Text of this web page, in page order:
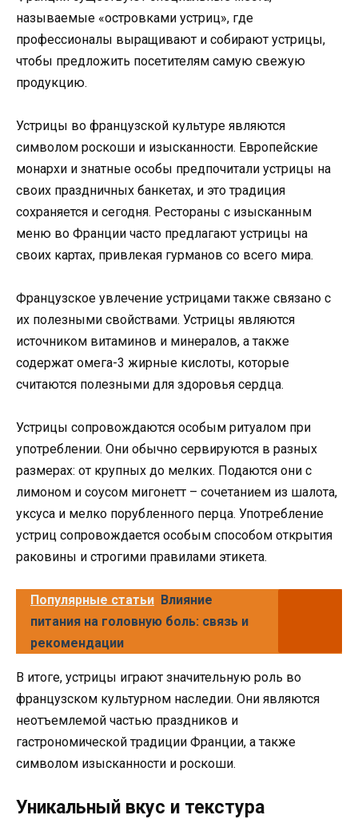
называемые «островками устриц», где
профессионалы выращивают и собирают устрицы,
чтобы предложить посетителям самую свежую
продукцию.
Устрицы во французской культуре являются
символом роскоши и изысканности. Европейские
монархи и знатные особы предпочитали устрицы на
своих праздничных банкетах, и это традиция
сохраняется и сегодня. Рестораны с изысканным
меню во Франции часто предлагают устрицы на
своих картах, привлекая гурманов со всего мира.
Французское увлечение устрицами также связано с
их полезными свойствами. Устрицы являются
источником витаминов и минералов, а также
содержат омега-3 жирные кислоты, которые
считаются полезными для здоровья сердца.
Устрицы сопровождаются особым ритуалом при
употреблении. Они обычно сервируются в разных
размерах: от крупных до мелких. Подаются они с
лимоном и соусом мигонетт – сочетанием из шалота,
уксуса и мелко порубленного перца. Употребление
устриц сопровождается особым способом открытия
раковины и строгими правилами этикета.
Популярные статьи Влияние
питания на головную боль: связь и
рекомендации
В итоге, устрицы играют значительную роль во
французском культурном наследии. Они являются
неотъемлемой частью праздников и
гастрономической традиции Франции, а также
символом изысканности и роскоши.
Уникальный вкус и текстура